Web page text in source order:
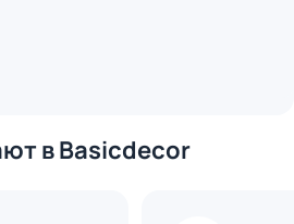
в Basicdecor